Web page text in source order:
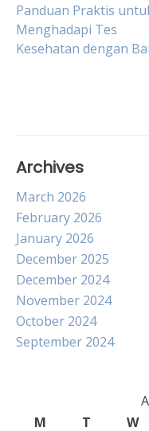
Post
Panduan Praktis
Menghadapi Tes
Kesehatan dengan
Archives
March 2026
February 2026
January 2026
December 2025
December 2024
November 2024
October 2024
September 2024
M
T W